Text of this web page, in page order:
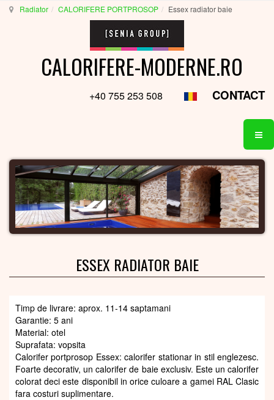
Radiator CALORIFERE PORTPROSOP Essex radiator baie
CALORIFERE-MODERNE.RO
+40 755 253 508 CONTACT
ESSEX RADIATOR BAIE
Timp de livrare: aprox. 11-14 saptamani
Garantie: 5 ani
Material: otel
Suprafata: vopsita
Calorifer portprosop Essex: calorifer stationar in stil englezesc.
Foarte decorativ, un calorifer de baie exclusiv. Este un calorifer
colorat deci este disponibil in orice culoare a gamei RAL Clasic
fara costuri suplimentare.